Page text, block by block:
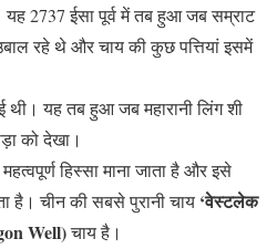
यह 2737 ईसा पूर्व में तब हुआ जब सम्राट
रहे थे और चाय की कुछ पत्तियां इसमें
थी। यह तब हुआ जब महारानी लिंग शी
को देखा।
हिस्सा माना जाता है और इसे
चीन की सबसे पुरानी चाय ‘वेस्टलेक
Well)चाय है।